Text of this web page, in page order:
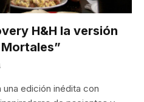
H&H la versión
edición inédita con